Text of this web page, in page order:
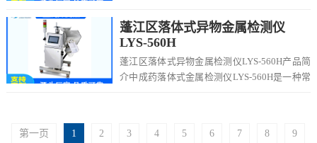
蓬江区落体式异物金属检测仪
LYS-560H
蓬江区落体式异物金属检测仪LYS-560H产品简
介中成药落体式金属检测仪LYS-560H是一种常
第一页 1 2 3 4 5 6 7 8 9